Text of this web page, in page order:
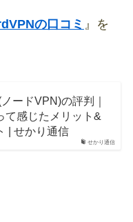
の口コミ 』を
せかり通信
ードVPN)の評判｜
て感じたメリット&
| せかり通信